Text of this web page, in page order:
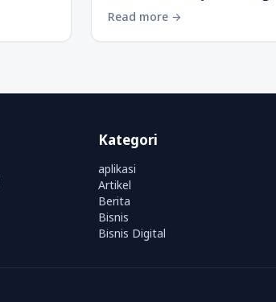
Read more arrow_forward
Kategori
aplikasi
Artikel
Berita
Bisnis
Bisnis Digital